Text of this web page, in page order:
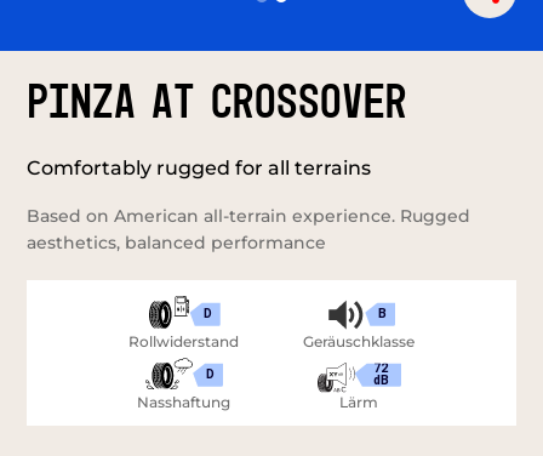
PINZA AT CROSSOVER
Comfortably rugged for all terrains
Based on American all-terrain experience. Rugged
aesthetics, balanced performance
D
Rollwiderstand
D
Nasshaftung
B
Geräuschklasse
72
dB
Lärm